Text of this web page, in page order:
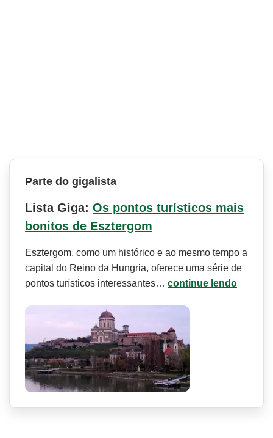
Parte do gigalista
Lista Giga: Os pontos turísticos mais
bonitos de Esztergom
Esztergom, como um histórico e ao mesmo tempo a
capital do Reino da Hungria, oferece uma série de
pontos turísticos interessantes… continue lendo